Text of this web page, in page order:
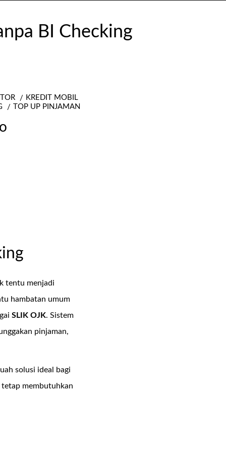
KREDIT MOBIL
TOP UP PINJAMAN
tentu menjadi
hambatan umum
SLIK OJK. Sistem
pinjaman,
solusi ideal bagi
membutuhkan